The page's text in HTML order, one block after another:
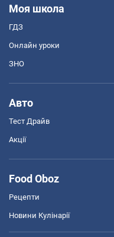
Моя школа
ГДЗ
Онлайн уроки
ЗНО
Авто
Тест Драйв
Акції
Food Oboz
Рецепти
Новини Кулінарії